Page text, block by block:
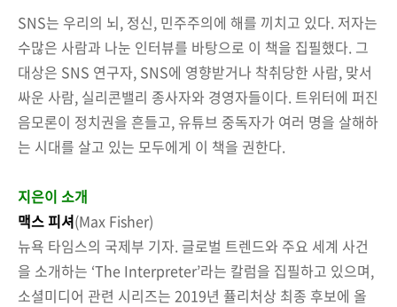
SNS는 우리의 뇌, 정신, 민주주의에 해를 끼치고 있다. 저자는
수많은 사람과 나눈 인터뷰를 바탕으로 이 책을 집필했다. 그
대상은 SNS 연구자, SNS에 영향받거나 착취당한 사람, 맞서
싸운 사람, 실리콘밸리 종사자와 경영자들이다. 트위터에 퍼진
음모론이 정치권을 흔들고, 유튜브 중독자가 여러 명을 살해하
는 시대를 살고 있는 모두에게 이 책을 권한다.
지은이 소개
맥스 피셔(Max Fisher)
뉴욕 타임스의 국제부 기자. 글로벌 트렌드와 주요 세계 사건
을 소개하는 ‘The Interpreter’라는 칼럼을 집필하고 있으며,
소셜미디어 관련 시리즈는 2019년 퓰리처상 최종 후보에 올